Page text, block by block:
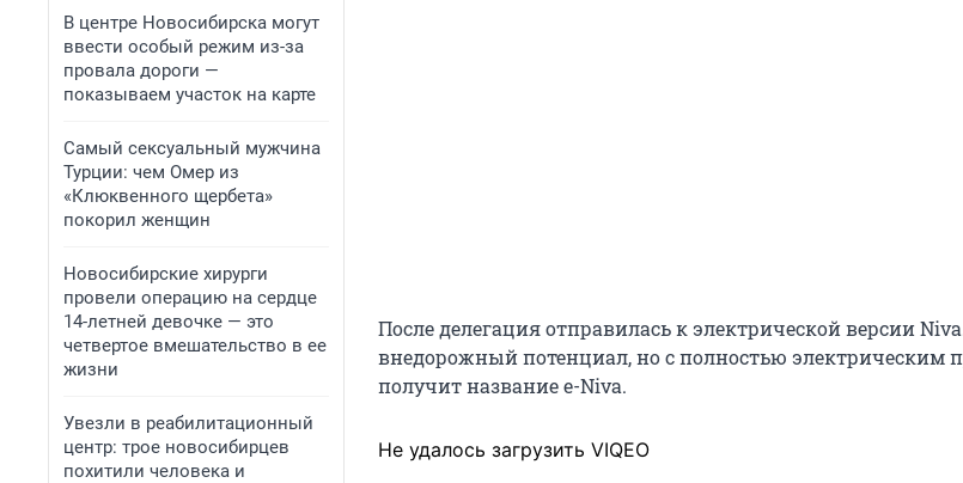
В центре Новосибирска могут
ввести особый режим из-за
провала дороги —
показываем участок на карте
Самый сексуальный мужчина
Турции: чем Омер из
«Клюквенного щербета»
покорил женщин
Новосибирские хирурги
провели операцию на сердце
14-летней девочке — это
четвертое вмешательство в ее
жизни
Увезли в реабилитационный
центр: трое новосибирцев
похитили человека и
После делегация отправилась к электрической версии
внедорожный потенциал, но с полностью электрическим
получит название e-Niva.
Не удалось загрузить VIQEO